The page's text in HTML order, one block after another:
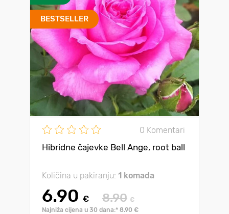
BESTSELLER
0 Komentari
Hibridne čajevke Bell Ange, root ball
Količina u pakiranju: 1 komada
6.90 € 8.90 €
Najniža cijena u 30 dana:* 8.90 €